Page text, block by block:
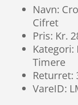
Navn:
Cifret
Pris: Kr.
Timere
Returret:
VareID: